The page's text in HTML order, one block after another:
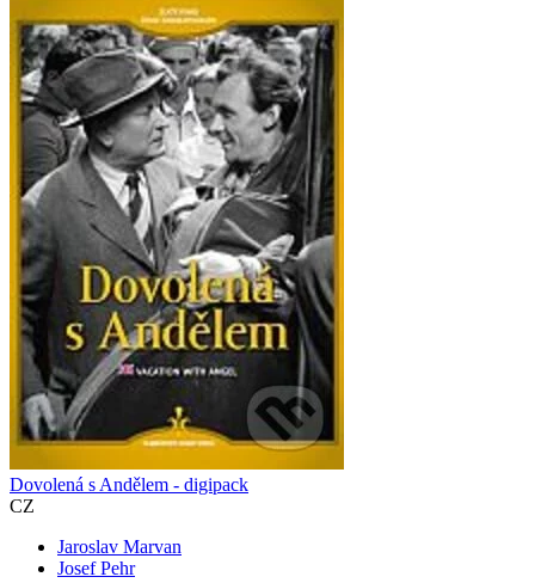
Dovolená s Andělem - digipack
CZ
Jaroslav Marvan
Josef Pehr